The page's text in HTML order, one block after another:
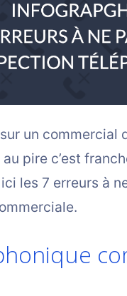
un commercial
pire c’est
les 7 erreurs à